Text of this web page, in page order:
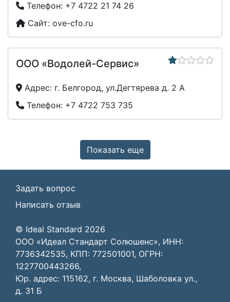
Телефон: +7 4722 21 74 26
Сайт: ove-cfo.ru
ООО «Водолей-Сервис»
Адрес: г. Белгород, ул.Дегтярева д. 2 А
Телефон: +7 4722 753 735
Показать еще
Задать вопрос
Написать отзыв
© Ideal Standard 2026
ООО «Идеал Стандарт Солюшенс», ИНН:
7736342535, КПП: 772501001, ОГРН:
1227700443266,
Юр. адрес: 115162, г. Москва, Шаболовка ул.,
д. 31 Б